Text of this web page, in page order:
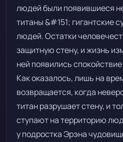
людей были появившиеся
титаны &#151; гигантские
людей. Остатки
защитную стену, и жизнь
ней появились
Как оказалось, лишь на
возвращается, когда
титан разрушает стену, и
ступают на территорию
у подростка Эрэна